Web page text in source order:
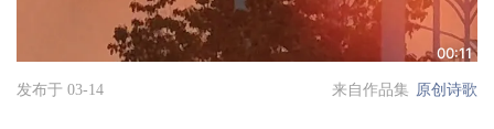
00:11
发布于 03-14 来自作品集 原创诗歌